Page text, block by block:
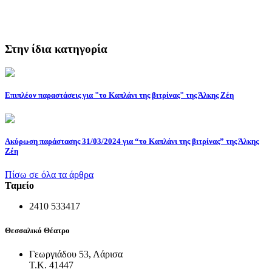
Στην ίδια κατηγορία
Επιπλέον παραστάσεις για "το Καπλάνι της βιτρίνας" της Άλκης Ζέη
Ακύρωση παράστασης 31/03/2024 για “το Καπλάνι της βιτρίνας” της Άλκης
Ζέη
Πίσω σε όλα τα άρθρα
Ταμείο
2410 533417
Θεσσαλικό Θέατρο
Γεωργιάδου 53, Λάρισα
Τ.Κ. 41447